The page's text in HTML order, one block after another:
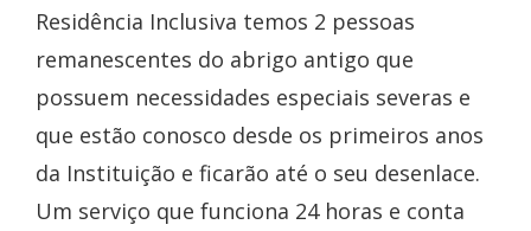
Residência Inclusiva temos 2 pessoas
remanescentes do abrigo antigo que
possuem necessidades especiais severas e
que estão conosco desde os primeiros anos
da Instituição e ficarão até o seu desenlace.
Um serviço que funciona 24 horas e conta